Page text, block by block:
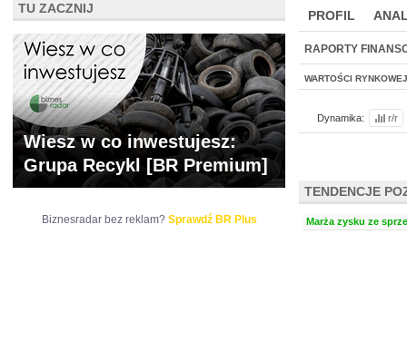
PROFIL
BR LAB
RAPORTY
WARTOŚCI RYNKOWEJ
Dynamika: r/r
TENDENCJE
Marża zysku ze
TU ZACZNIJ
Wiesz w co inwestujesz:
Grupa Recykl [BR Premium]
Biznesradar bez reklam? Sprawdź BR Plus